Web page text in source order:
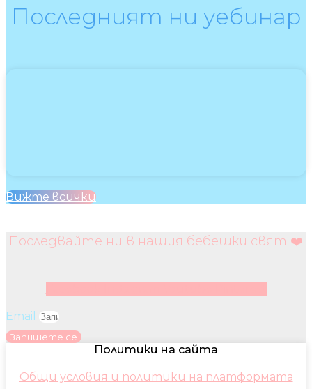
Последният ни уебинар
Вижте всички
Последвайте ни в нашия бебешки свят ❤️
Email
Запишете се
Политики на сайта
Общи условия и политики на платформата